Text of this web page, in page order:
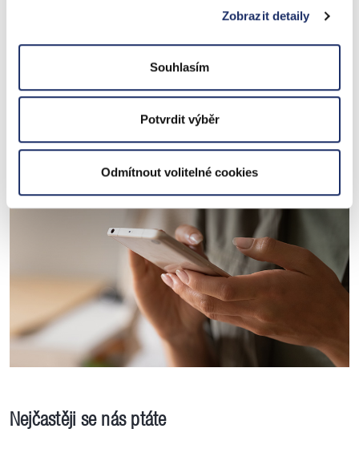
Zobrazit detaily
Souhlasím
Potvrdit výběr
Odmítnout volitelné cookies
Vše na jednom místě
Díky zákaznickému portálu Moje PRE máte veškeré
zálohách a vyúčtováních na jednom místě. Můžete zde
třeba také změnit stávající produkt na jiný.
Nejčastěji se nás ptáte